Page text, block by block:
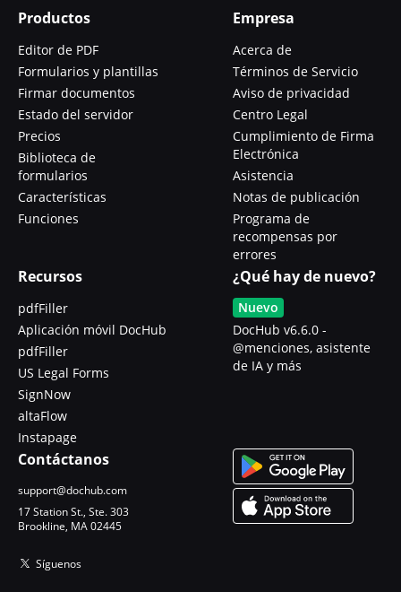
Productos
Editor de PDF
Formularios y plantillas
Firmar documentos
Estado del servidor
Precios
Biblioteca de
formularios
Características
Funciones
Empresa
Acerca de
Términos de Servicio
Aviso de privacidad
Centro Legal
Cumplimiento de Firma
Electrónica
Asistencia
Notas de publicación
Programa de
recompensas por
errores
Recursos
pdfFiller
Aplicación móvil DocHub
pdfFiller
US Legal Forms
SignNow
altaFlow
Instapage
¿Qué hay de nuevo?
Nuevo
DocHub v6.6.0 -
@menciones, asistente
de IA y más
Contáctanos
support@dochub.com
17 Station St., Ste. 303
Brookline, MA 02445
Síguenos